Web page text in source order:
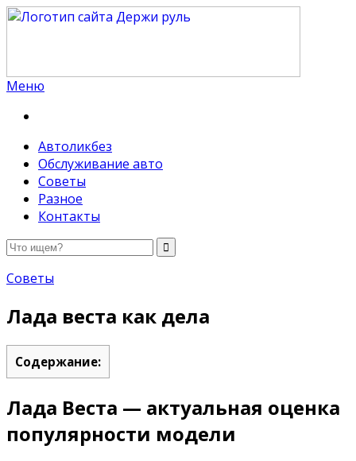
Меню
Автоликбез
Обслуживание авто
Советы
Разное
Контакты
Советы
Лада веста как дела
Содержание:
Лада Веста — актуальная оценка
популярности модели